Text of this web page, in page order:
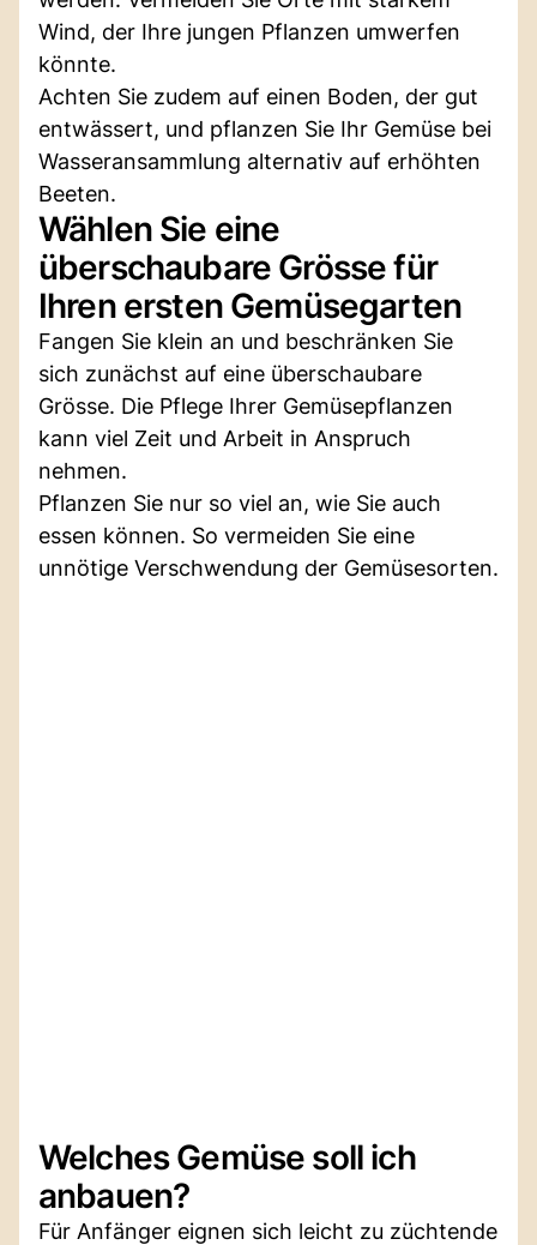
Wind, der Ihre jungen Pflanzen umwerfen
könnte.
Achten Sie zudem auf einen Boden, der gut
entwässert, und pflanzen Sie Ihr Gemüse bei
Wasseransammlung alternativ auf erhöhten
Beeten.
Wählen Sie eine
überschaubare Grösse für
Ihren ersten Gemüsegarten
Fangen Sie klein an und beschränken Sie
sich zunächst auf eine überschaubare
Grösse. Die Pflege Ihrer Gemüsepflanzen
kann viel Zeit und Arbeit in Anspruch
nehmen.
Pflanzen Sie nur so viel an, wie Sie auch
essen können. So vermeiden Sie eine
unnötige Verschwendung der Gemüsesorten.
Welches Gemüse soll ich
anbauen?
Für Anfänger eignen sich leicht zu züchtende